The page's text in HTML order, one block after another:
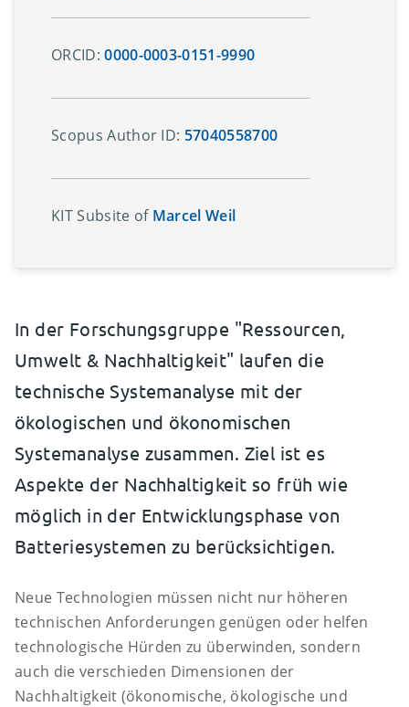
In der Forschungsgruppe "Ressourcen,
Umwelt & Nachhaltigkeit" laufen die
technische Systemanalyse mit der
ökologischen und ökonomischen
Systemanalyse zusammen. Ziel ist es
Aspekte der Nachhaltigkeit so früh wie
möglich in der Entwicklungsphase von
Batteriesystemen zu berücksichtigen.
Neue Technologien müssen nicht nur höheren
technischen Anforderungen genügen oder helfen
technologische Hürden zu überwinden, sondern
auch die verschieden Dimensionen der
Nachhaltigkeit (ökonomische, ökologische und
ORCID:0000-0003-0151-9990
Scopus Author ID: 57040558700
KIT Subsite of Marcel Weil